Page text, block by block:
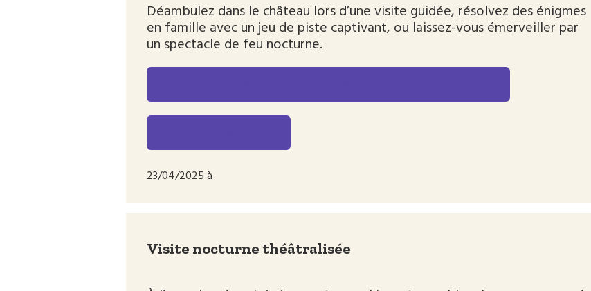
Déambulez dans le château lors d’une visite guidée, résolvez des énigmes
en famille avec un jeu de piste captivant, ou laissez-vous émerveiller par
un spectacle de feu nocturne.
23/04/2025 à
Visite nocturne théâtralisée